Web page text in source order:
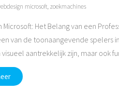
microsoft, zoekmachines
Microsoft: Het Belang van een
van de toonaangevende spelers
aantrekkelijk zijn, maar ook